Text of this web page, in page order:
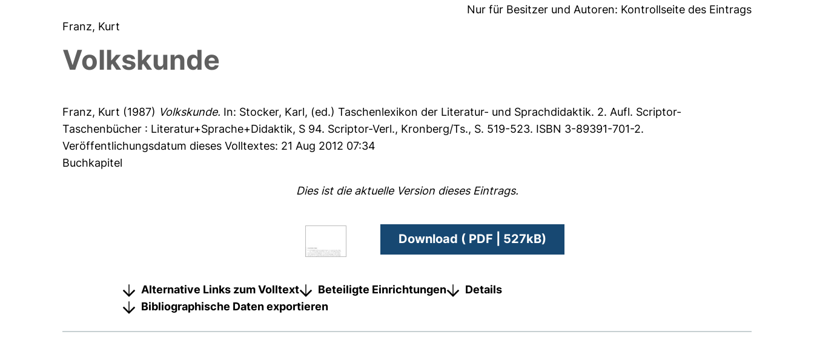
Nur für Besitzer und Autoren: Kontrollseite des Eintrags
Franz, Kurt
Volkskunde
Franz, Kurt (1987) Volkskunde. In: Stocker, Karl, (ed.) Taschenlexikon der Literatur- und Sprachdidaktik. 2. Aufl. Scriptor-
Taschenbücher : Literatur+Sprache+Didaktik, S 94. Scriptor-Verl., Kronberg/Ts., S. 519-523. ISBN 3-89391-701-2.
Veröffentlichungsdatum dieses Volltextes: 21 Aug 2012 07:34
Buchkapitel
Dies ist die aktuelle Version dieses Eintrags.
Download ( PDF | 527kB)
Alternative Links zum Volltext Beteiligte Einrichtungen
Details
Bibliographische Daten exportieren